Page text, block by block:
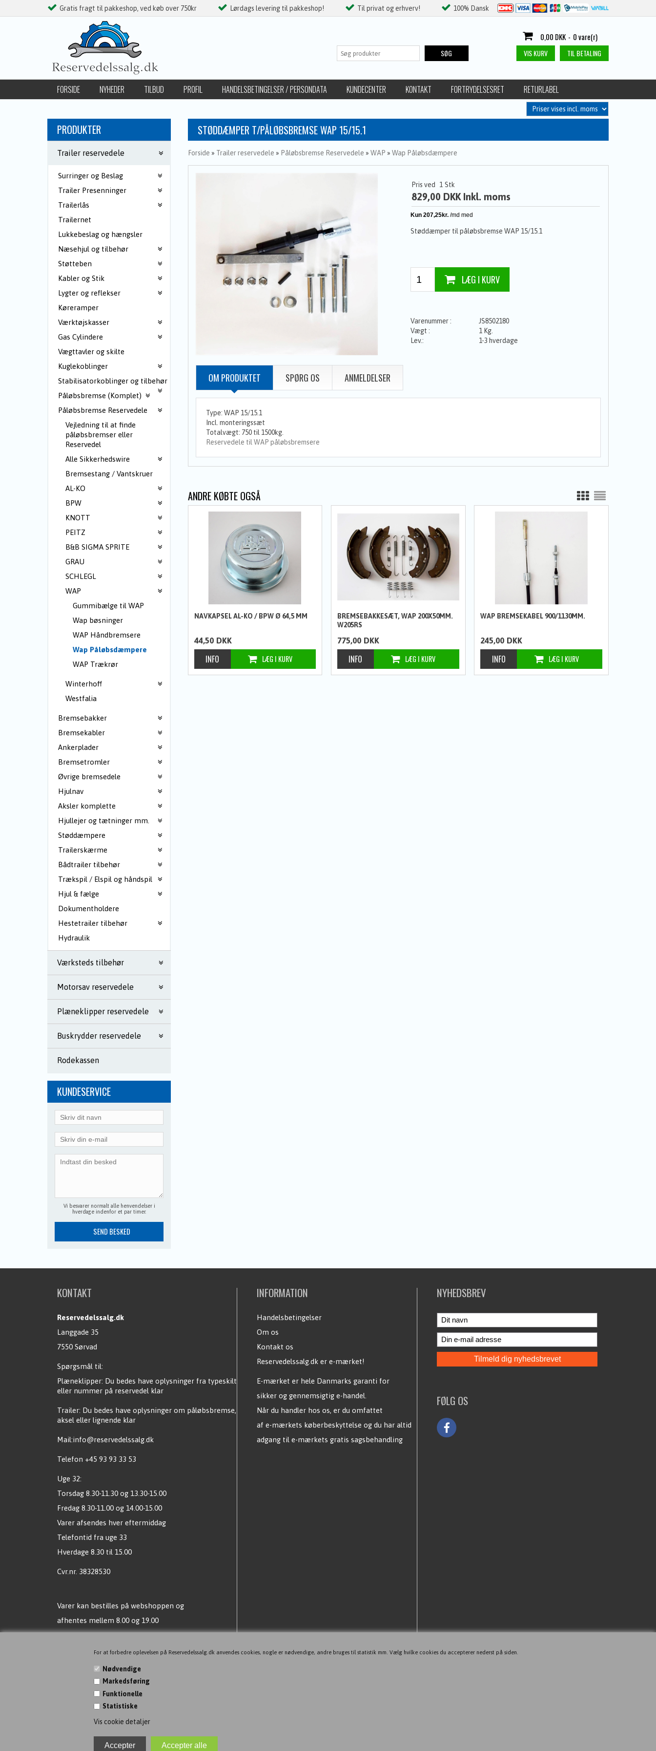
For at forbedre oplevelsen på Reservedelssalg.dk anvendes cookies, nogle er nødvendige, andre bruges til statistik mm. Vælg hvilke cookies du accepterer nederst på siden.
Nødvendige
Markedsføring
Funktionelle
Statistiske
Vis cookie detaljer
Gratis fragt til pakkeshop, ved køb over 750kr Lørdags levering til pakkeshop! Til privat og erhverv! 100% Dansk
0,00 DKK - 0 vare(r)
VIS KURV TIL BETALING
FORSIDE NYHEDER TILBUD PROFIL HANDELSBETINGELSER / PERSONDATA KUNDECENTER KONTAKT FORTRYDELSESRET
RETURLABEL
SØG
PRODUKTER
Trailer reservedele
Surringer og Beslag
Trailer Presenninger
Trailerlås
Trailernet
Lukkebeslag og hængsler
Næsehjul og tilbehør
Støtteben
Kabler og Stik
Lygter og reflekser
Køreramper
Værktøjskasser
Gas Cylindere
Vægttavler og skilte
Kuglekoblinger
Stabilisatorkoblinger og tilbehør
Påløbsbremse (Komplet)
Påløbsbremse Reservedele
Vejledning til at finde
påløbsbremser eller
Reservedel
Alle Sikkerhedswire
Bremsestang / Vantskruer
AL-KO
BPW
KNOTT
PEITZ
B&B SIGMA SPRITE
GRAU
SCHLEGL
WAP
Gummibælge til WAP
Wap bøsninger
WAP Håndbremsere
Wap Påløbsdæmpere
WAP Trækrør
Winterhoff
Westfalia
Bremsebakker
Bremsekabler
Ankerplader
Bremsetromler
Øvrige bremsedele
Hjulnav
Aksler komplette
Hjullejer og tætninger mm.
Støddæmpere
Trailerskærme
Bådtrailer tilbehør
Trækspil / Elspil og håndspil
Hjul & fælge
Dokumentholdere
Hestetrailer tilbehør
Hydraulik
Værksteds tilbehør
Motorsav reservedele
Plæneklipper reservedele
Buskrydder reservedele
Rodekassen
KUNDESERVICE
Vi besvarer normalt alle henvendelser i
hverdage indenfor et par timer.
STØDDÆMPER T/PÅLØBSBREMSE WAP 15/15.1
Forside » Trailer reservedele » Påløbsbremse Reservedele » WAP » Wap Påløbsdæmpere
Pris ved 1 Stk
829,00 DKKInkl. moms
Støddæmper til påløbsbremse WAP 15/15.1
JS8502180
1 Kg.
1-3 hverdage
OM PRODUKTET SPØRG OS ANMELDELSER
Type: WAP 15/15.1
Incl. monteringssæt
Totalvægt: 750 til 1500kg.
Reservedele til WAP påløbsbremsere
ANDRE KØBTE OGSÅ
NAVKAPSEL AL-KO / BPW Ø 64,5 MM
44,50 DKK
BREMSEBAKKESÆT, WAP 200X50MM.
W205RS
775,00 DKK
WAP BREMSEKABEL 900/1130MM.
245,00 DKK
KONTAKT
Reservedelssalg.dk
Langgade 35
7550 Sørvad
Spørgsmål til:
Plæneklipper: Du bedes have oplysninger fra typeskilt
eller nummer på reservedel klar
Trailer: Du bedes have oplysninger om påløbsbremse,
aksel eller lignende klar
Mail:info@reservedelssalg.dk
Telefon +45 93 93 33 53
Uge 32:
Torsdag 8.30-11.30 og 13.30-15.00
Fredag 8.30-11.00 og 14.00-15.00
Varer afsendes hver eftermiddag
Telefontid fra uge 33
Hverdage 8.30 til 15.00
Cvr.nr. 38328530
Varer kan bestilles på webshoppen og
afhentes mellem 8.00 og 19.00
komme alligevel, så bare aftal tid!
Ingen kortbetaling ved fremmøde, men gerne
MOBILEPAY!
INFORMATION
Handelsbetingelser
Om os
Kontakt os
Reservedelssalg.dk er e-mærket!
E-mærket er hele Danmarks garanti for
sikker og gennemsigtig e-handel.
Når du handler hos os, er du omfattet
af e-mærkets køberbeskyttelse og du har altid
adgang til e-mærkets gratis sagsbehandling
NYHEDSBREV
FØLG OS